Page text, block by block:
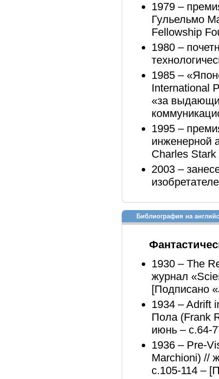
1979 –
Гульельмо
Fellowship
1980 –
1985 –
International
«за
1995 –
инженерной
Charles
2003 –
Библиография на
1930 – The
журнал
[Подписано
1934 – Adrift
Пола (Frank
июнь – с.64-
1936 – Pre-
Marchioni) //
с.105-114 –